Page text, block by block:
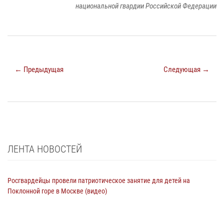
национальной гвардии Российской Федерации
← Предыдущая Следующая →
ЛЕНТА НОВОСТЕЙ
Росгвардейцы провели патриотическое занятие для детей на
Поклонной горе в Москве (видео)